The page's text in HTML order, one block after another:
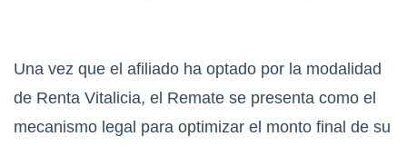
Una vez que el afiliado ha optado por la modalidad
de Renta Vitalicia, el Remate se presenta como el
mecanismo legal para optimizar el monto final de su